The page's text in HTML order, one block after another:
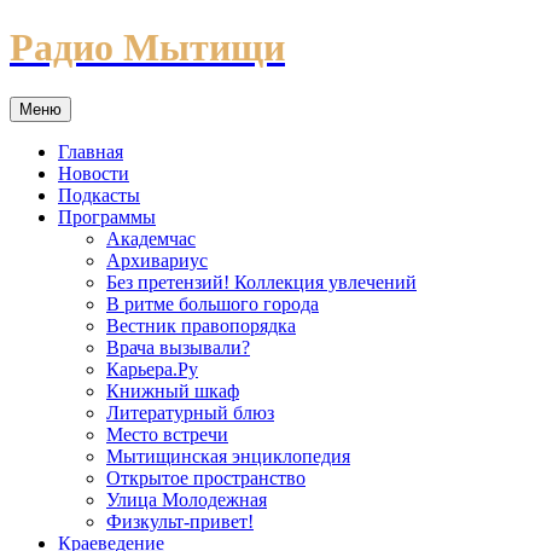
Перейти
к
Радио Мытищи
Меню
Главная
Новости
Подкасты
Программы
Академчас
Архивариус
Без претензий! Коллекция увлечений
В ритме большого города
Вестник правопорядка
Врача вызывали?
Карьера.Ру
Книжный шкаф
Литературный блюз
Место встречи
Мытищинская энциклопедия
Открытое пространство
Улица Молодежная
Физкульт-привет!
Краеведение